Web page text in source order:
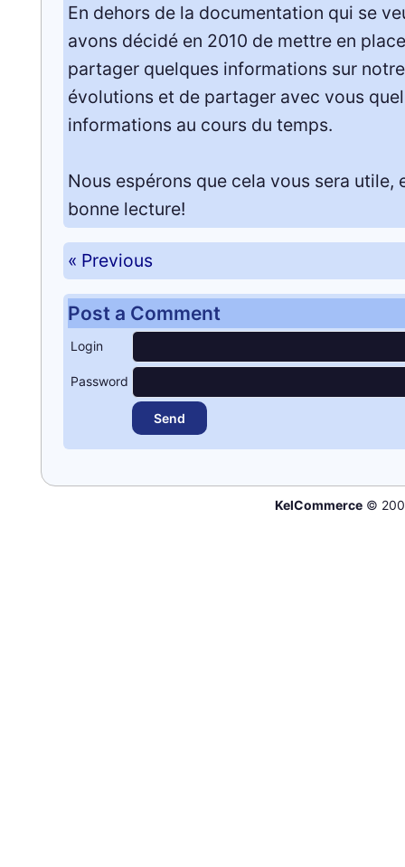
En dehors de la documentation qui se
avons décidé en 2010 de mettre en
partager quelques informations sur
évolutions et de partager avec vous
informations au cours du temps.
Nous espérons que cela vous sera utile,
bonne lecture!
« Previous
Post a Comment
Login
Password
KelCommerce©